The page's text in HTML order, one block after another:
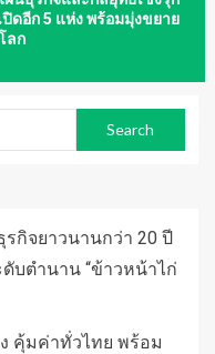
ปิดอีก 5 แห่ง พร้อมมุ่งขยาย
ลก
รกิจยาวนานกว่า 20 ปี
บตำนาน “ข้าวหน้าไก่
ง คุ้มค่าทั่วไทย พร้อม